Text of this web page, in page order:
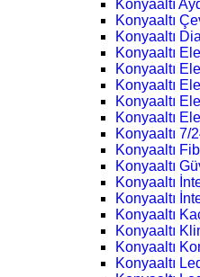
Konyaaltı
Konyaaltı
Konyaaltı
Konyaaltı
Konyaaltı
Konyaaltı
Konyaaltı
Konyaaltı
Konyaaltı 7/
Konyaaltı
Konyaaltı
Konyaaltı
Konyaaltı
Konyaaltı
Konyaaltı
Konyaaltı
Konyaaltı